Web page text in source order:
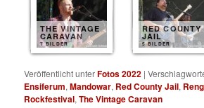
THE VINTAGE
CARAVAN
7 BILDER
RED COUNTY
JAIL
5 BILDER
Veröffentlicht unterFotos 2022 |
Ensiferum,Mandowar, Red County Jail,
Rockfestival,The Vintage Caravan